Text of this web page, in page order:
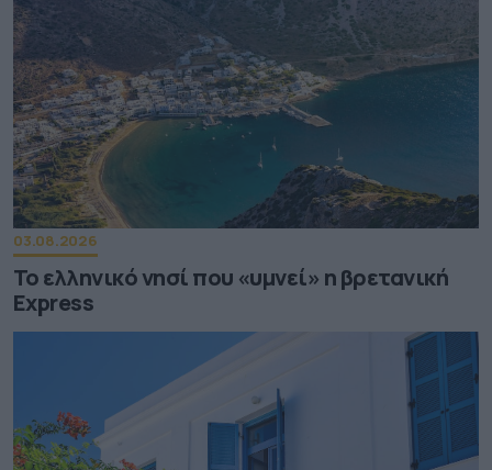
03.08.2026
Το ελληνικό νησί που «υμνεί» η βρετανική
Express